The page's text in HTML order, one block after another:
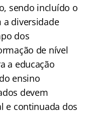
sendo incluído o
a diversidade
dos
de nível
a educação
ensino
devem
e continuada dos